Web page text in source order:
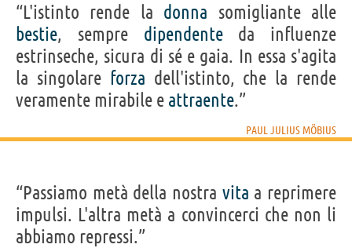
“L'istinto rende la donna somigliante alle
bestie, sempre dipendenteda influenze
estrinseche, sicura di sé e gaia. In essa s'agita
la singolare forza dell'istinto, che la rende
veramente mirabile e attraente.”
PAUL JULIUS MÖBIUS
“Passiamo metà della nostra vita a reprimere
impulsi. L'altra metà a convincerci che non li
abbiamo repressi.”